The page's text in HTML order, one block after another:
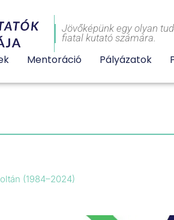
Jövőképünk egy olyan
fiatal kutató számára.
Mentoráció Pályázatok
(1984–2024)